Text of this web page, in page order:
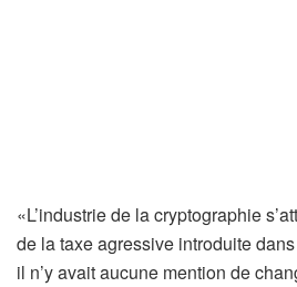
«L’industrie de la cryptographie
de la taxe agressive introduite
il n’y avait aucune mention de